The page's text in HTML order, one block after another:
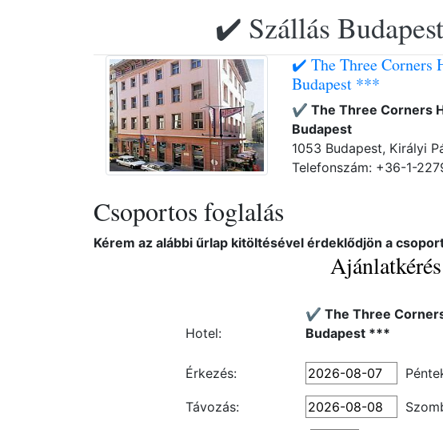
✔️ Szállás
✔️ The Three Corners
Budapest ***
✔️ The Three Corners
Budapest
1053 Budapest, Királyi
Telefonszám: +36-1-
Csoportos foglalás
Kérem az alábbi űrlap kitöltésével érdeklődjön a
Ajánlatkérés
Hotel:
✔️ The Three
Budapest ***
Érkezés:
Távozás: